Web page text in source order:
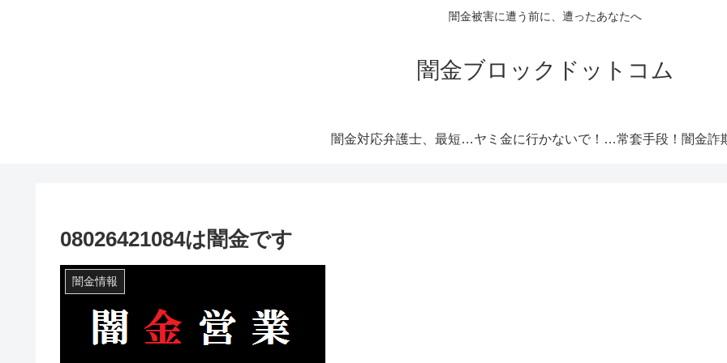
闇金被害に遭う前に、遭ったあなたへ
闇金ブロックドットコム
闇金対応弁護士、最短即日解決！ ヤミ金に行かないで！厳選オススメ消費者金融
08026421084は闇金です
闇金情報